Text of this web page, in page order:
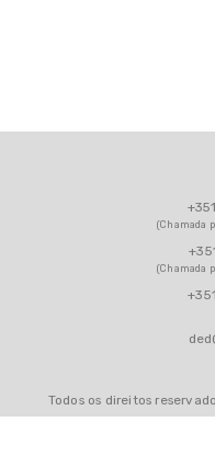
(Chamada
(Chamada
Todos os direitos